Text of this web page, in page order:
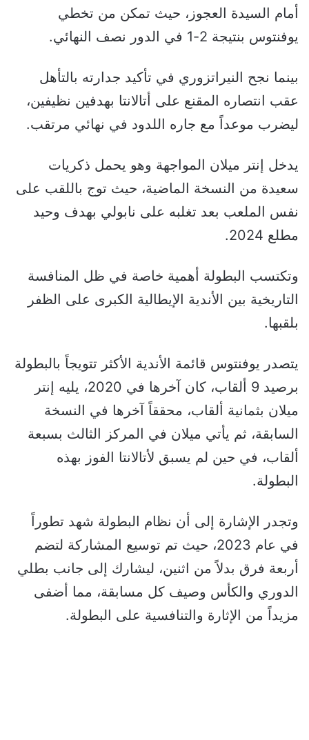
أمام السيدة العجوز، حيث تمكن من تخطي
يوفنتوس بنتيجة 2-1 في الدور نصف النهائي.
بينما نجح النيراتزوري في تأكيد جدارته بالتأهل
عقب انتصاره المقنع على أتالانتا بهدفين نظيفين،
ليضرب موعداً مع جاره اللدود في نهائي مرتقب.
يدخل إنتر ميلان المواجهة وهو يحمل ذكريات
سعيدة من النسخة الماضية، حيث توج باللقب على
نفس الملعب بعد تغلبه على نابولي بهدف وحيد
مطلع 2024.
وتكتسب البطولة أهمية خاصة في ظل المنافسة
التاريخية بين الأندية الإيطالية الكبرى على الظفر
بلقبها.
يتصدر يوفنتوس قائمة الأندية الأكثر تتويجاً بالبطولة
برصيد 9 ألقاب، كان آخرها في 2020، يليه إنتر
ميلان بثمانية ألقاب، محققاً آخرها في النسخة
السابقة، ثم يأتي ميلان في المركز الثالث بسبعة
ألقاب، في حين لم يسبق لأتالانتا الفوز بهذه
البطولة.
وتجدر الإشارة إلى أن نظام البطولة شهد تطوراً
في عام 2023، حيث تم توسيع المشاركة لتضم
أربعة فرق بدلاً من اثنين، ليشارك إلى جانب بطلي
الدوري والكأس وصيف كل مسابقة، مما أضفى
مزيداً من الإثارة والتنافسية على البطولة.